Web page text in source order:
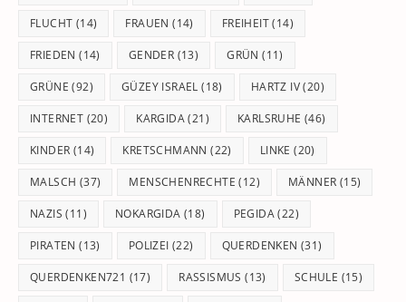
FLUCHT (14) FRAUEN (14) FREIHEIT(14)
FRIEDEN (14) GENDER (13) GRÜN (11)
GRÜNE (92) GÜZEY ISRAEL (18) HARTZ IV(20)
INTERNET (20) KARGIDA(21) KARLSRUHE (46)
KINDER (14) KRETSCHMANN (22) LINKE (20)
MALSCH (37) MENSCHENRECHTE (12) MÄNNER (15)
NAZIS (11) NOKARGIDA (18) PEGIDA(22)
PIRATEN (13) POLIZEI (22) QUERDENKEN (31)
QUERDENKEN721 (17) RASSISMUS (13) SCHULE (15)